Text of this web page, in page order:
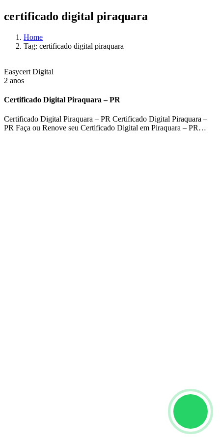
certificado digital piraquara
Home
Tag: certificado digital piraquara
Easycert Digital
2 anos
Certificado Digital Piraquara – PR
Certificado Digital Piraquara – PR Certificado Digital Piraquara –
PR Faça ou Renove seu Certificado Digital em Piraquara – PR…